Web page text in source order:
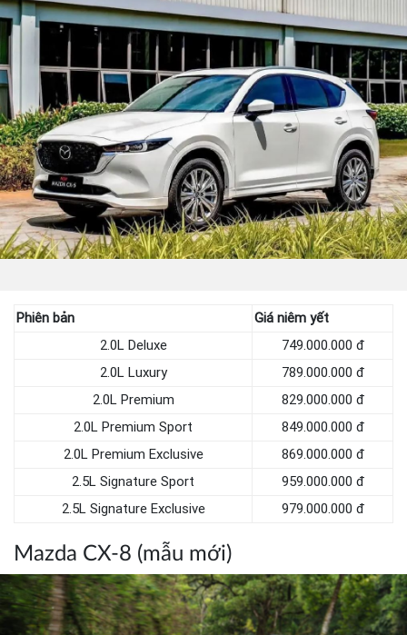
Phiên bản
Giá niêm yết
2.0L Deluxe
749.000.000 đ
2.0L Luxury
789.000.000 đ
2.0L Premium
829.000.000 đ
2.0L Premium Sport
849.000.000 đ
2.0L Premium Exclusive
869.000.000 đ
2.5L Signature Sport
959.000.000 đ
2.5L Signature Exclusive
979.000.000 đ
Mazda CX-8 (mẫu mới)